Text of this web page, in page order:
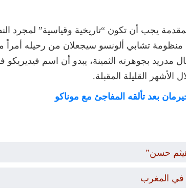
يجب أن تكون “تاريخية وقياسية” لمجرد
منظومة تشابي ألونسو سيجعلان من رحيله أمراً
مدريد بجوهرته الثمينة، يبدو أن اسم فيديريكو
الأشهر القليلة المقبلة.
بعد تألقه المفاجئ مع موناكو
حسن”
في المغرب